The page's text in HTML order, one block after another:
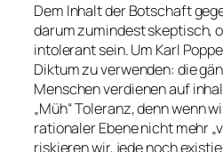
Dem Inhaltder Botschaft
darum zumindest skeptisch,
intolerantsein. Um Karl
Diktum zu verwenden: die
Menschen verdienen auf
„Müh“ Toleranz, denn wenn
rationaler Ebene nicht mehr
riskieren wir, jede noch